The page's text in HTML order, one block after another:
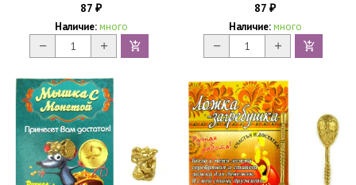
87 ₽
Наличие: много
87 ₽
Наличие: много